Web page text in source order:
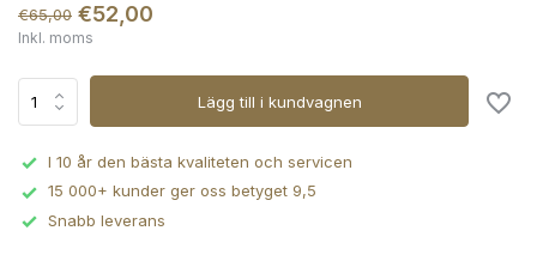
€65,00 €52,00
Inkl. moms
Lägg till i kundvagnen
I 10 år den bästa kvaliteten och servicen
15 000+ kunder ger oss betyget 9,5
Snabb leverans